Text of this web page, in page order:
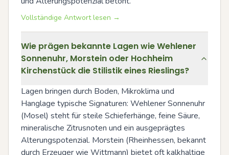
Vollständige Antwort lesen →
Wie prägen bekannte Lagen wie Wehlener
Sonnenuhr, Morstein oder Hochheim
Kirchenstück die Stilistik eines Rieslings?
Lagen bringen durch Boden, Mikroklima und
Hanglage typische Signaturen: Wehlener Sonnenuhr
(Mosel) steht für steile Schieferhänge, feine Säure,
mineralische Zitrusnoten und ein ausgeprägtes
Alterungspotenzial. Morstein (Rheinhessen, bekannt
durch Erzeuger wie Wittmann) bietet oft kalkhaltige